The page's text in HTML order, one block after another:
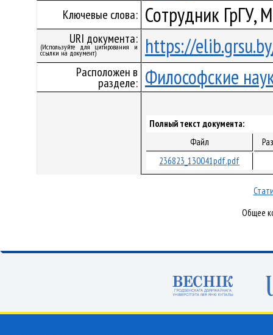
Ключевые слова: Сотрудник ГрГУ,
URI документа:
(Используйте для цитирования и
ссылки на документ) https://
Расположен в
разделе: Философские
Полный текст документа:
Файл
236823_130041pdf.pdf
Общее